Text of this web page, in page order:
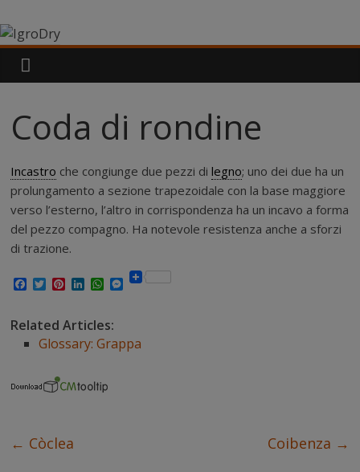
al
contenuto
IgroDry
miglior
per
muri
attualmente
in
commercio
Coda di rondine
Incastro che congiunge due pezzi dilegno; uno dei due ha un
prolungamento a sezione trapezoidale con la base maggiore
verso l’esterno, l’altro in corrispondenza ha un incavo a forma
del pezzo compagno. Ha notevole resistenza anche a sforzi
di trazione.
F
e
b
o
T
t
t
e
P
t
e
r
t
L
k
e
d
W
t
s
A
M
n
Related Articles:
Glossary: Grappa
← Còclea Coibenza →